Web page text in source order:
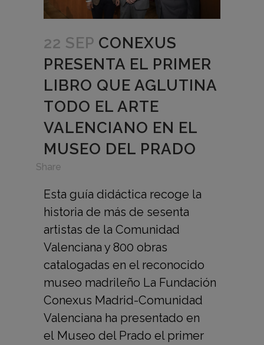
22 SEP CONEXUS
PRESENTA EL PRIMER
LIBRO QUE AGLUTINA
TODO EL ARTE
VALENCIANO EN EL
MUSEO DEL PRADO
Share
Esta guía didáctica recoge la
historia de más de sesenta
artistas de la Comunidad
Valenciana y 800 obras
catalogadas en el reconocido
museo madrileño La Fundación
Conexus Madrid-Comunidad
Valenciana ha presentado en
el Museo del Prado el primer